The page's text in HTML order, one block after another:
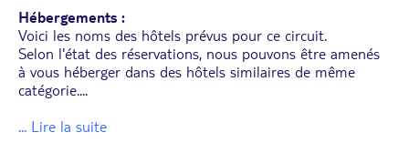
Hébergements :
Voici les noms des hôtels prévus pour ce circuit.
Selon l'état des réservations, nous pouvons être amenés
à vous héberger dans des hôtels similaires de même
catégorie....
... Lire la suite